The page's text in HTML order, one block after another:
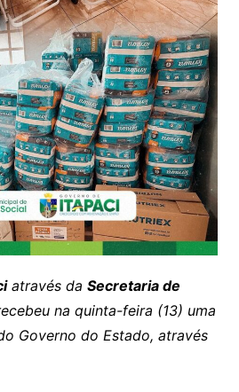
através da Secretaria de
na quinta-feira (13) uma
Governo do Estado, através